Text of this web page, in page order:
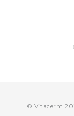
© Vitaderm